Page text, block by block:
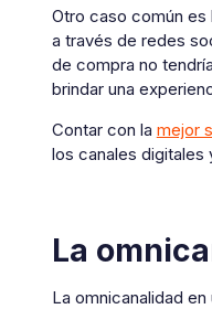
Otro caso común es
a través de redes
de compra no
brindar una
Contar con la mejor
los canales digitales
La
La omnicanalidad